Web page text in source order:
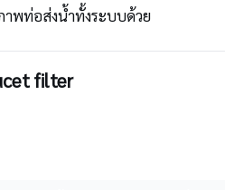
าพท่อส่งน้ำทั้งระบบด้วย
filter